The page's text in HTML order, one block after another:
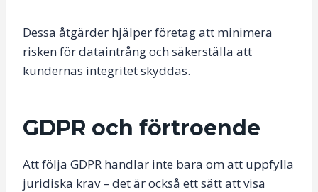
Dessa åtgärder hjälper företag att minimera
risken för dataintrång och säkerställa att
kundernas integritet skyddas.
GDPR och förtroende
Att följa GDPR handlar inte bara om att uppfylla
juridiska krav – det är också ett sätt att visa